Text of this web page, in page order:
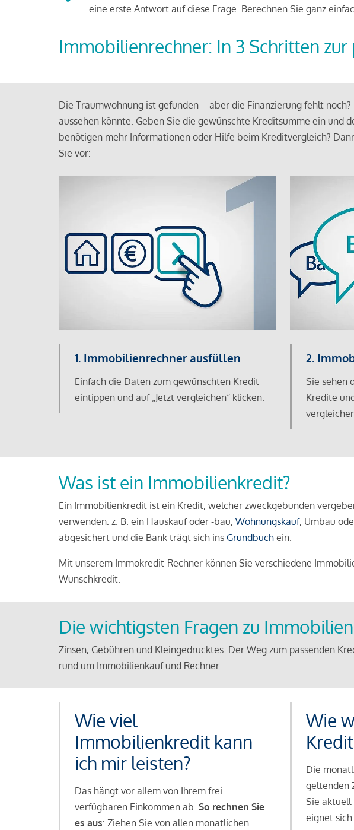
eine erste Antwort auf diese Frage. Berechnen Sie ganz
Immobilienrechner: In 3 Schritten
Die Traumwohnung ist gefunden – aber die Finanzierung fehlt
aussehen könnte. Geben Sie die gewünschte Kreditsumme ein und
benötigen mehr Informationen oder Hilfe beim Kreditvergleich?
Sie vor:
1. Immobilienrechner ausfüllen
Einfach die Daten zum gewünschten Kredit
eintippen und auf „Jetzt vergleichen“ klicken.
2.
Sie sehen
Kredite
Was ist ein Immobilienkredit?
Ein Immobilienkredit ist ein Kredit, welcher zweckgebunden
verwenden: z. B. ein Hauskauf oder -bau, Wohnungskauf, Umbau
abgesichert und die Bank trägt sich ins Grundbuch ein.
Mit unserem Immokredit-Rechner können Sie verschiedene
Wunschkredit.
Die wichtigsten Fragen zu
Zinsen, Gebühren und Kleingedrucktes: Der Weg zum passenden
rund um Immobilienkauf und Rechner.
Wie viel
Immobilienkredit kann
ich mir leisten?
Das hängt vor allem von Ihrem frei
verfügbaren Einkommen ab. So rechnen Sie
es aus: Ziehen Sie von allen monatlichen
Wie
Die
geltenden
Sie aktuell
eignet